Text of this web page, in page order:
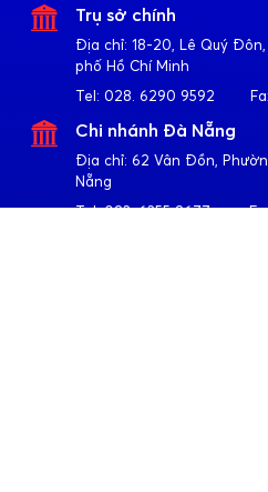
Trụ sở chính
Địa chỉ: 18-20, Lê Quý
phố Hồ Chí Minh
Tel: 028. 6290 9592
Chi nhánh Đà Nẵng
Địa chỉ: 62 Vân Đồn,
Nẵng
Tel: 023. 6355 2677